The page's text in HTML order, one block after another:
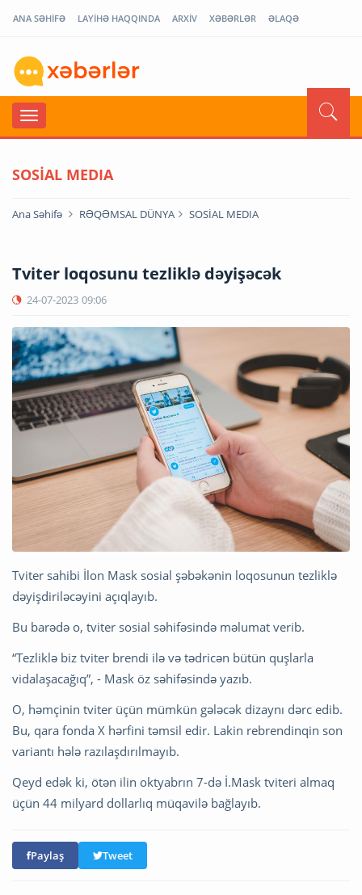
ANA SƏHİFƏ LAYİHƏ HAQQINDA ARXİV XƏBƏRLƏR ƏLAQƏ
SOSİAL MEDIA
Ana Səhifə RƏQƏMSAL DÜNYA SOSİAL MEDIA
Tviter loqosunu tezliklə dəyişəcək
24-07-2023 09:06
Tviter sahibi İlon Mask sosial şəbəkənin loqosunun tezliklə
dəyişdiriləcəyini açıqlayıb.
Bu barədə o, tviter sosial səhifəsində məlumat verib.
“Tezliklə biz tviter brendi ilə və tədricən bütün quşlarla
vidalaşacağıq”, - Mask öz səhifəsində yazıb.
O, həmçinin tviter üçün mümkün gələcək dizaynı dərc edib.
Bu, qara fonda X hərfini təmsil edir. Lakin rebrendinqin son
variantı hələ razılaşdırılmayıb.
Qeyd edək ki, ötən ilin oktyabrın 7-də İ.Mask tviteri almaq
üçün 44 milyard dollarlıq müqavilə bağlayıb.
Paylaş Tweet